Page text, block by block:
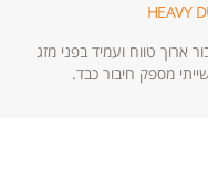
טווח ועמיד בפני מזג
מספק חיבור כבד.